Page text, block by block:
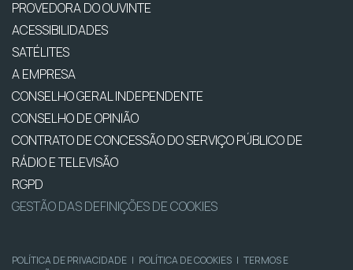
PROVEDORA DO OUVINTE
ACESSIBILIDADES
SATÉLITES
A EMPRESA
CONSELHO GERAL INDEPENDENTE
CONSELHO DE OPINIÃO
CONTRATO DE CONCESSÃO DO SERVIÇO PÚBLICO DE
RÁDIO E TELEVISÃO
RGPD
GESTÃO DAS DEFINIÇÕES DE COOKIES
POLÍTICA DE PRIVACIDADE | POLÍTICA DE COOKIES | TERMOS E